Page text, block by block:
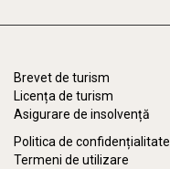
Brevet de turism
Licența de turism
Asigurare de insolvență
Politica de confidențialitate
Termeni de utilizare